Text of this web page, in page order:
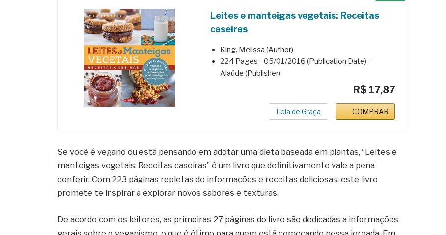
Leites e manteigas vegetais: Receitas
caseiras
King, Melissa (Author)
224 Pages - 05/01/2016 (Publication Date) -
Alaúde (Publisher)
R$ 17,87
Leia de Graça COMPRAR
Se você é vegano ou está pensando em adotar uma dieta baseada em plantas, “Leites e
manteigas vegetais: Receitas caseiras” é um livro que definitivamente vale a pena
conferir. Com 223 páginas repletas de informações e receitas deliciosas, este livro
promete te inspirar a explorar novos sabores e texturas.
De acordo com os leitores, as primeiras 27 páginas do livro são dedicadas a informações
gerais sobre o veganismo, o que é ótimo para quem está começando nessa jornada. Em